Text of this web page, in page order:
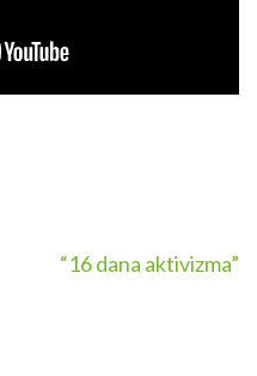
“16 dana aktivizma”